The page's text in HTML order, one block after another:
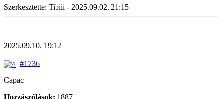
Szerkesztette: Tibiii - 2025.09.02. 21:15
2025.09.10. 19:12
#1736
Capac
Hozzászólások: 1887